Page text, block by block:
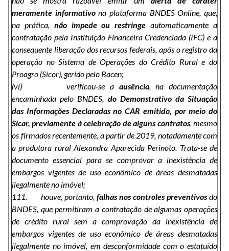
meramente informativona plataforma BNDES Online, que,
na prática, não impede ou restringe automaticamente a
contratação pela Instituição Financeira Credenciada (IFC) e a
consequente liberação dos recursos federais, após o registro da
operação no Sistema de Operações do Crédito Rural e do
Proagro (Sicor), gerido pelo Bacen;
(vi) verificou-se a ausência, na documentação
encaminhada pelo BNDES, do Demonstrativo da Situação
das Informações Declaradas no CAR emitido, por meio do
Sicar, previamente à celebração de alguns contratos, mesmo
os firmados recentemente, a partir de 2019, notadamente com
a produtora rural Alexandra Aparecida Perinoto. Trata-se de
documento essencial para se comprovar a inexistência de
embargos vigentes de uso econômico de áreas desmatadas
ilegalmente no imóvel;
111. houve, portanto,falhas nos controles preventivos do
BNDES, que permitiram a contratação de algumas operações
de crédito rural sem a comprovação da inexistência de
embargos vigentes de uso econômico de áreas desmatadas
ilegalmente no imóvel, em desconformidade com o estatuído